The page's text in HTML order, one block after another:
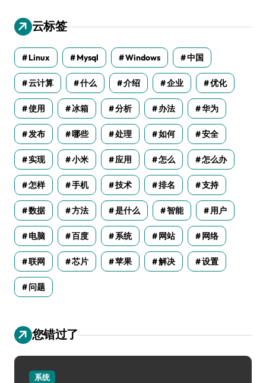
云标签
Linux Mysql Windows 中国
云计算 什么 介绍 企业 优化
使用 冰箱 分析 办法 华为
发布 哪些 处理 如何 安全
实现 小米 应用 怎么 怎么办
怎样 手机 技术 排名 支持
数据 方法 是什么 智能 用户
电脑 百度 系统 网站 网络
联网 芯片 苹果 解决 设置
问题
您错过了
系统